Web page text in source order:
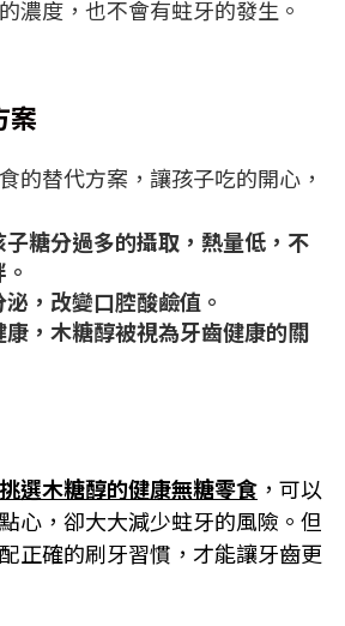
濃度，也不會有蛀牙的發生。
案
的替代方案，讓孩子吃的開心，
子糖分過多的攝取，熱量低，不
，改變口腔酸鹼值。
，木糖醇被視為牙齒健康的關
挑選木糖醇的健康無糖零食 ，可以
心，卻大大減少蛀牙的風險。但
正確的刷牙習慣，才能讓牙齒更